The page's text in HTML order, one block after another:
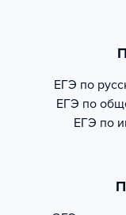
ЕГЭ по
ЕГЭ по
ЕГЭ по